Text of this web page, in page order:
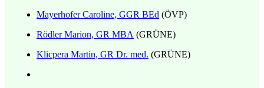
Mayerhofer Caroline, GGR BEd (ÖVP)
Rödler Marion, GR MBA (GRÜNE)
Klicpera Martin, GR Dr. med. (GRÜNE)